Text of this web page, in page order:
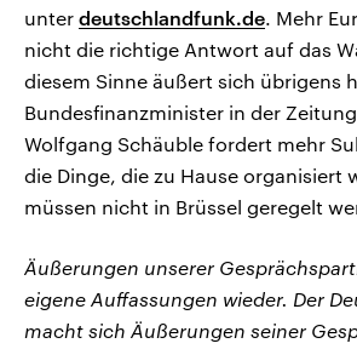
unter deutschlandfunk.de. Mehr
nicht die richtige Antwort auf das
diesem Sinne äußert sich übrigens
Bundesfinanzminister in der Zeitung
Wolfgang Schäuble fordert mehr
die Dinge, die zu Hause organisiert
müssen nicht in Brüssel geregelt
Äußerungen unserer
eigene Auffassungen wieder. Der
macht sich Äußerungen seiner